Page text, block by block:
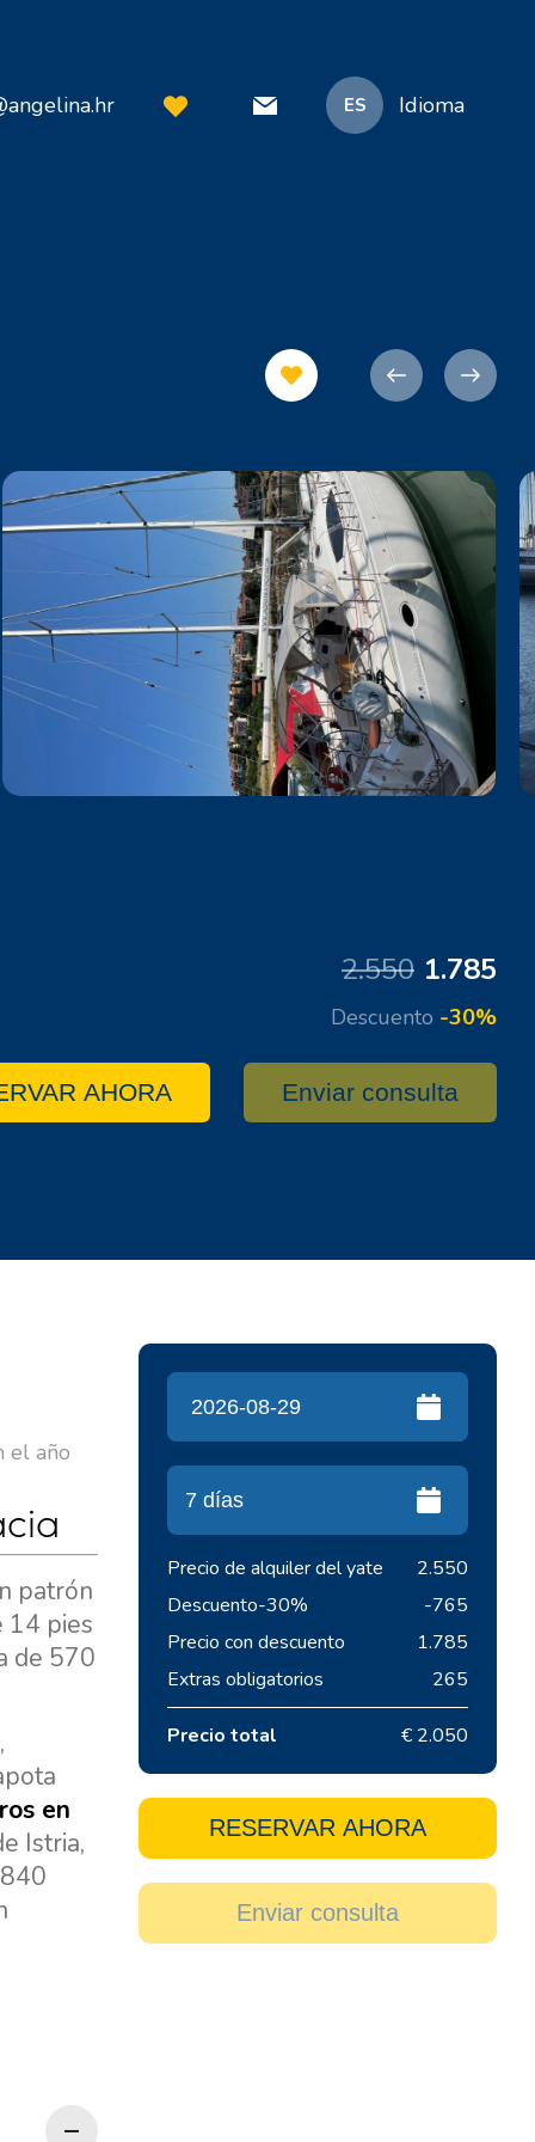
ES Idioma
2.550 1.785
Descuento -30%
AHORA Enviar consulta
el año
patrón
14 pies
de 570
en
Istria,
Precio de alquiler del yate
2.550
Descuento-30%
-765
Precio con descuento
1.785
Extras obligatorios
265
Precio total € 2.050
RESERVAR AHORA
Enviar consulta